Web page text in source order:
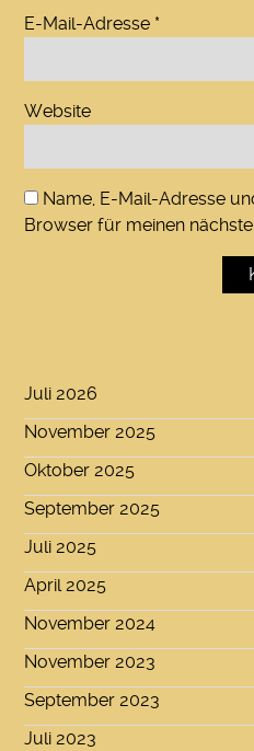
E-Mail-Adresse *
Website
Name, E-Mail-Adresse
Browser für meinen
Juli 2026
November 2025
Oktober 2025
September 2025
Juli 2025
April 2025
November 2024
November 2023
September 2023
Juli 2023